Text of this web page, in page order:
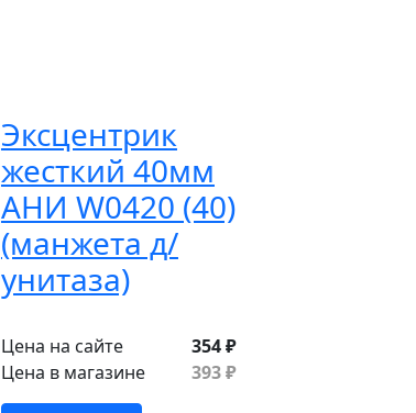
Эксцентрик
жесткий 40мм
АНИ W0420 (40)
(манжета д/
унитаза)
Цена на сайте
354 ₽
Цена в магазине
393 ₽